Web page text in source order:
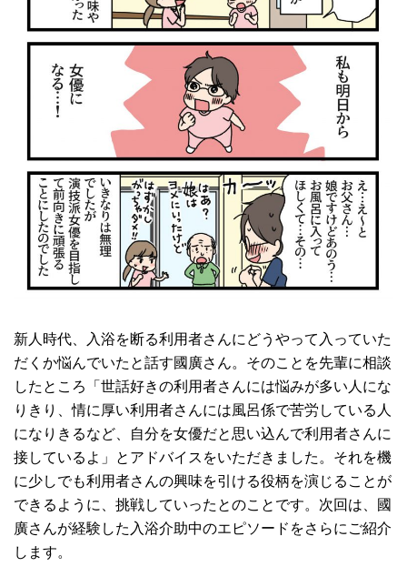
新人時代、入浴を断る利用者さんにどうやって入っていた
だくか悩んでいたと話す國廣さん。そのことを先輩に相談
したところ「世話好きの利用者さんには悩みが多い人にな
りきり、情に厚い利用者さんには風呂係で苦労している人
になりきるなど、自分を女優だと思い込んで利用者さんに
接しているよ」とアドバイスをいただきました。それを機
に少しでも利用者さんの興味を引ける役柄を演じることが
できるように、挑戦していったとのことです。次回は、國
廣さんが経験した入浴介助中のエピソードをさらにご紹介
します。